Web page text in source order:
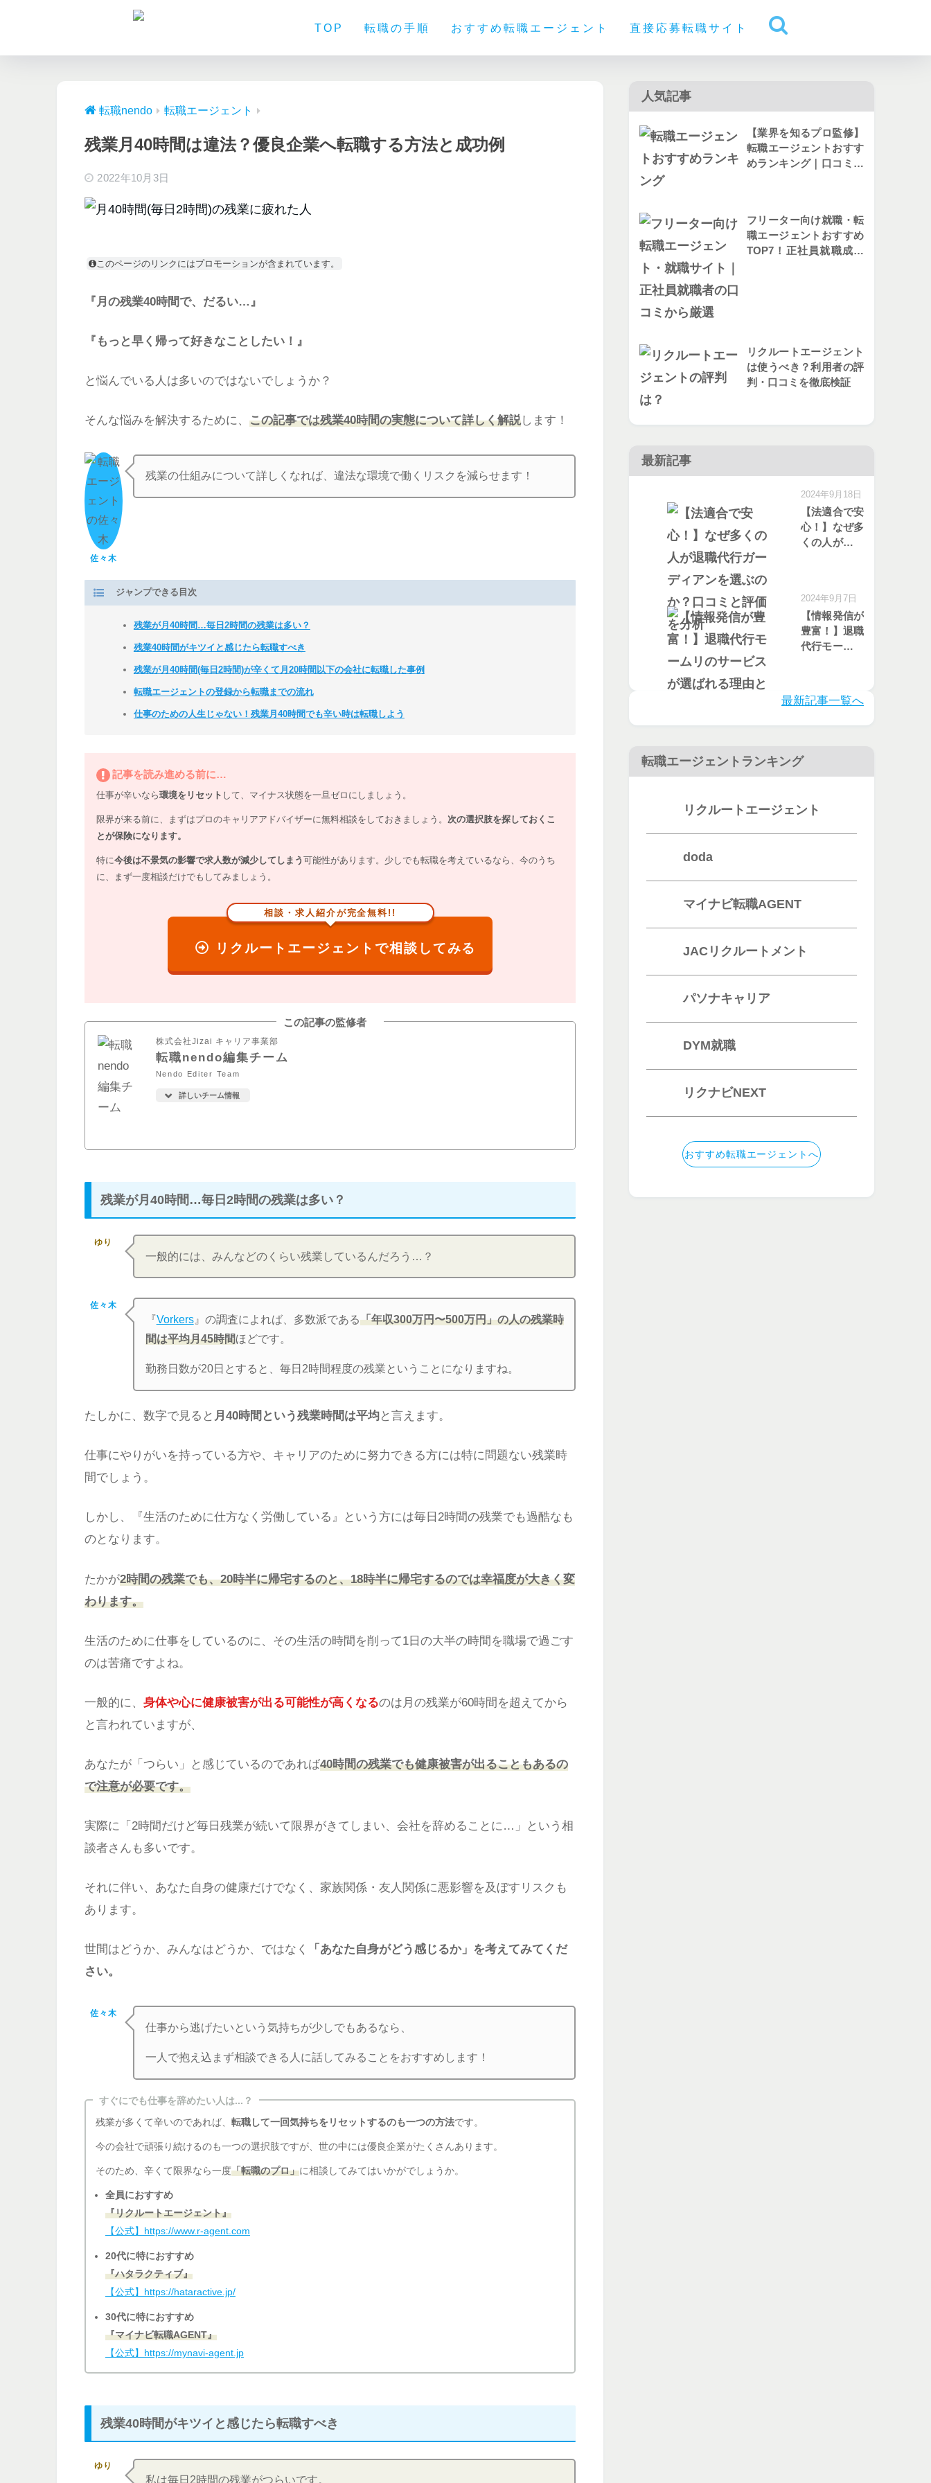
TOP 転職の手順 おすすめ転職エージェント 直接応募転職サイト
転職nendo 転職エージェント
残業月40時間は違法？優良企業へ転職する方法と成功例
2022年10月3日
このページのリンクにはプロモーションが含まれています。
『月の残業40時間で、だるい…』
『もっと早く帰って好きなことしたい！』
と悩んでいる人は多いのではないでしょうか？
そんな悩みを解決するために、 この記事では残業40時間の実態について詳しく解説します！
佐々木
残業の仕組みについて詳しくなれば、違法な環境で働くリスクを減らせます！
ジャンプできる目次
残業が月40時間…毎日2時間の残業は多い？
残業40時間がキツイと感じたら転職すべき
残業が月40時間(毎日2時間)が辛くて月20時間以下の会社に転職した事例
転職エージェントの登録から転職までの流れ
仕事のための人生じゃない！残業月40時間でも辛い時は転職しよう
記事を読み進める前に…
仕事が辛いなら環境をリセット して、マイナス状態を一旦ゼロにしましょう。
限界が来る前に、まずはプロのキャリアアドバイザーに無料相談をしておきましょう。 次の選択肢を探しておくこ
とが保険になります。
特に今後は不景気の影響で求人数が減少してしまう 可能性があります。少しでも転職を考えているなら、今のうち
に、まず一度相談だけでもしてみましょう。
相談・求人紹介が完全無料!!
リクルートエージェントで相談してみる
この記事の監修者
株式会社Jizai キャリア事業部
転職nendo編集チーム
Nendo Editer Team
詳しいチーム情報
残業が月40時間…毎日2時間の残業は多い？
ゆり
一般的には、みんなどのくらい残業しているんだろう…？
佐々木
『Vorkers』の調査によれば、多数派である「年収300万円〜500万円」の人の残業時
間は平均月45時間ほどです。
勤務日数が20日とすると、毎日2時間程度の残業ということになりますね。
たしかに、数字で見ると 月40時間という残業時間は平均 と言えます。
仕事にやりがいを持っている方や、キャリアのために努力できる方には特に問題ない残業時
間でしょう。
しかし、『生活のために仕方なく労働している』という方には毎日2時間の残業でも過酷なも
のとなります。
たかが2時間の残業でも、20時半に帰宅するのと、18時半に帰宅するのでは幸福度が大きく変
わります。
生活のために仕事をしているのに、その生活の時間を削って1日の大半の時間を職場で過ごす
のは苦痛ですよね。
一般的に、 身体や心に健康被害が出る可能性が高くなるのは月の残業が60時間を超えてから
と言われていますが、
あなたが「つらい」と感じているのであれば40時間の残業でも健康被害が出ることもあるの
で注意が必要です。
実際に「2時間だけど毎日残業が続いて限界がきてしまい、会社を辞めることに…」という相
談者さんも多いです。
それに伴い、あなた自身の健康だけでなく、家族関係・友人関係に悪影響を及ぼすリスクも
あります。
世間はどうか、みんなはどうか、ではなく
「あなた自身がどう感じるか」を考えてみてくだ
さい。
佐々木
仕事から逃げたいという気持ちが少しでもあるなら、
一人で抱え込まず相談できる人に話してみることをおすすめします！
すぐにでも仕事を辞めたい人は...？
残業が多くて辛いのであれば、 転職して一回気持ちをリセットするのも一つの方法です。
今の会社で頑張り続けるのも一つの選択肢ですが、世の中には優良企業がたくさんあります。
そのため、辛くて限界なら一度「転職のプロ」に相談してみてはいかがでしょうか。
全員におすすめ
『リクルートエージェント』
【公式】https://www.r-agent.com
20代に特におすすめ
『ハタラクティブ』
【公式】https://hataractive.jp/
30代に特におすすめ
『マイナビ転職AGENT』
【公式】https://mynavi-agent.jp
残業40時間がキツイと感じたら転職すべき
ゆり
私は毎日2時間の残業がつらいです。
人気記事
【業界を知るプロ監修】
転職エージェントおすす
めランキング｜口コミか
フリーター向け就職・転
職エージェントおすすめ
TOP7！正社員就職成功
リクルートエージェント
は使うべき？利用者の評
判・口コミを徹底検証
最新記事
【法適合で安
心！】なぜ多
くの人が退職
評価を分析
2024年9月18日
【情報発信が
豊富！】退職
代行モームリ
口コミを徹底
2024年9月7日
最新記事一覧へ
転職エージェントランキング
リクルートエージェント
doda
マイナビ転職AGENT
JACリクルートメント
パソナキャリア
DYM就職
リクナビNEXT
おすすめ転職エージェントへ